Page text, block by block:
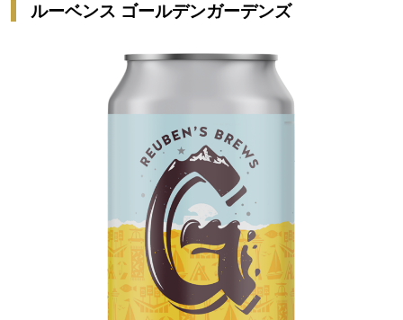
ルーベンス ゴールデンガーデンズ